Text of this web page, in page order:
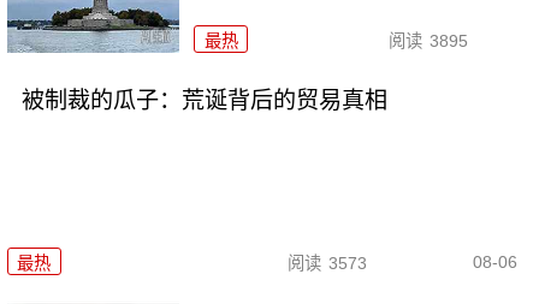
最热 阅读 3895
被制裁的瓜子：荒诞背后的贸易真相
最热 阅读 3573 08-06